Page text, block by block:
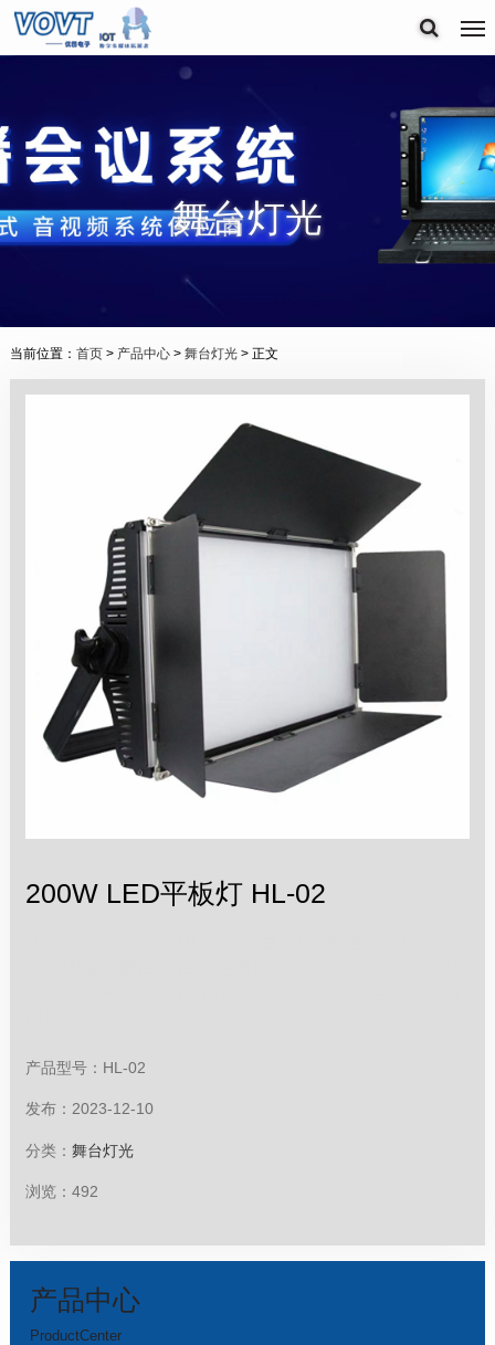
舞台灯光
当前位置： 首页> 产品中心> 舞台灯光> 正文
200W LED平板灯 HL-02
产品型号：HL-02
发布：2023-12-10
分类：舞台灯光
浏览：492
产品中心
ProductCenter